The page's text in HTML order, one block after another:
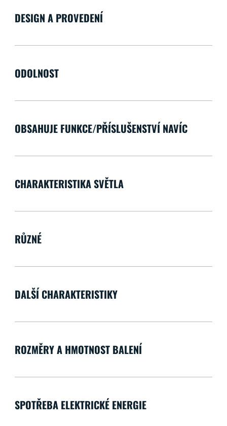
DESIGN A PROVEDENÍ
ODOLNOST
OBSAHUJE FUNKCE/PŘÍSLUŠENSTVÍ NAVÍC
CHARAKTERISTIKA SVĚTLA
RŮZNÉ
DALŠÍ CHARAKTERISTIKY
ROZMĚRY A HMOTNOST BALENÍ
SPOTŘEBA ELEKTRICKÉ ENERGIE